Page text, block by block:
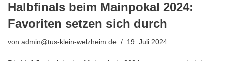
Halbfinals beim Mainpokal 2024:
Favoriten setzen sich durch
von admin@tus-klein-welzheim.de 19. Juli 2024